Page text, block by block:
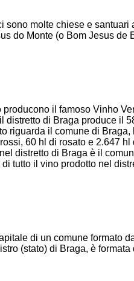
sono molte chiese e santuari
do Monte (o Bom Jesus de
il famoso Vinho
di Braga produce il
riguarda il comune di
60 hl di rosato e 2.647 hl
distretto di Braga è il
tutto il vino prodotto nel
di un comune formato
(stato) di Braga, è formata